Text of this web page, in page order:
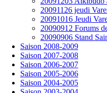
20091126 jeudi
20091016 Jeudi
20090912 Forums
20090906 Stand
Saison 2008-2009
Saison 2007-2008
Saison 2006-2007
Saison 2005-2006
Saison 2004-2005